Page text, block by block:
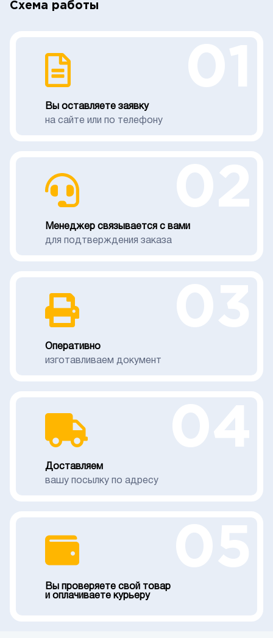
Схема работы
Вы оставляете заявку
на сайте или по телефону
Менеджер связывается с вами
для подтверждения заказа
Оперативно
изготавливаем документ
Доставляем
вашу посылку по адресу
Вы проверяете свой товар
и оплачиваете курьеру